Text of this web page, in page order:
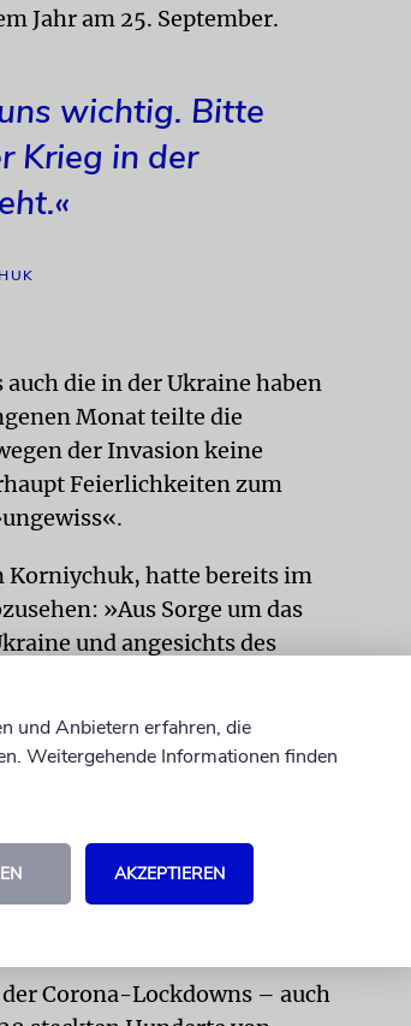
Jahr am 25. September.
wichtig. Bitte
Krieg in der
die in der Ukraine haben
Monat teilte die
der Invasion keine
Feierlichkeiten zum
Korniychuk, hatte bereits im
»Aus Sorge um das
und angesichts des
einreisen.«
Ende des Krieges zu beten.
und grausamen
und beten Sie für den Sieg
Corona-Lockdowns – auch
und Anbietern erfahren, die
Weitergehende Informationen finden
AKZEPTIEREN